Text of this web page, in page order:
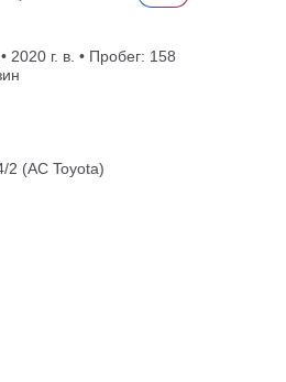
г. в. • Пробег: 158
2 (АС Toyota)